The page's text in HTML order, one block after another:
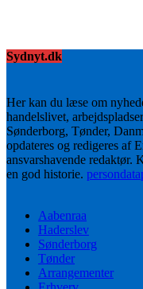
Sydnyt.dk
Her kan du læse om
handelslivet,
Sønderborg, Tønder,
opdateres og redigeres af
ansvarshavende redaktør.
en god historie.
Aabenraa
Haderslev
Sønderborg
Tønder
Arrangementer